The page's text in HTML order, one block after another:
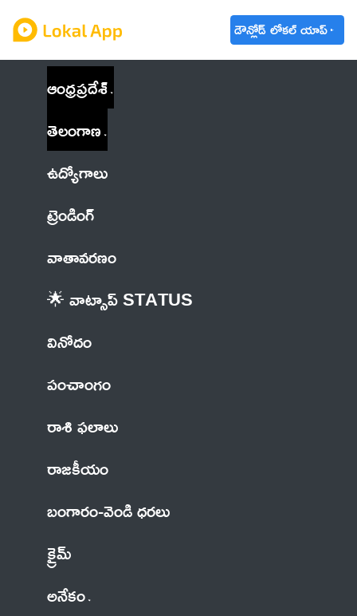
డౌన్లోడ్ లోకల్ యాప్
ఆంధ్రప్రదేశ్
తెలంగాణ
ఉద్యోగాలు
ట్రెండింగ్
వాతావరణం
🌟 వాట్సాప్ STATUS
వినోదం
పంచాంగం
రాశి ఫలాలు
రాజకీయం
బంగారం-వెండి ధరలు
క్రైమ్
అనేకం